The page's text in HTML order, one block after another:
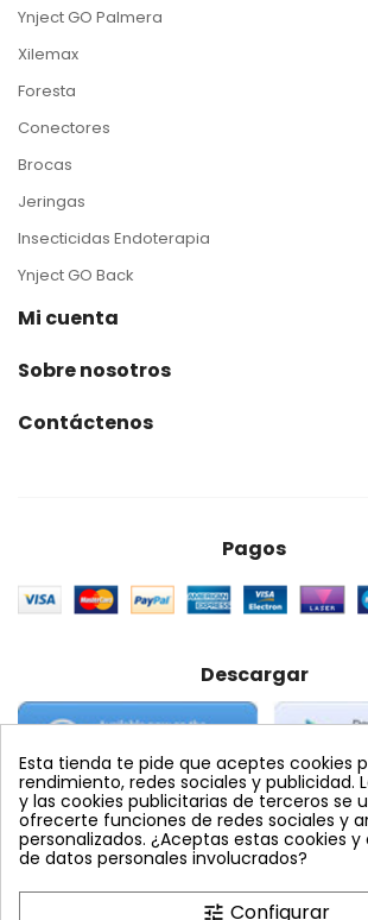
Ynject GO Palmera
Xilemax
Foresta
Conectores
Brocas
Jeringas
Insecticidas Endoterapia
Ynject GO Back
Mi cuenta
Sobre nosotros
Contáctenos
Pagos
Descargar
Etiquetas Populares
Esta tienda te pide que aceptes cookies
rendimiento, redes sociales y publicidad.
y las cookies publicitarias de terceros se
ofrecerte funciones de redes sociales y
personalizados. ¿Aceptas estas cookies
de datos personales involucrados?
tune Configurar